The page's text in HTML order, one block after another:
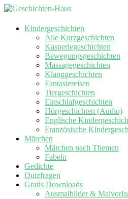
Kindergeschichten
Alle Kurzgeschichten
Kasperlegeschichten
Bewegungsgeschichten
Massagegeschichten
Klanggeschichten
Fantasiereisen
Tiergeschichten
Einschlafgeschichten
Hörgeschichten (Audio)
Englische
Französische
Märchen
Märchen nach Themen
Fabeln
Gedichte
Quizfragen
Gratis Downloads
Ausmalbilder &